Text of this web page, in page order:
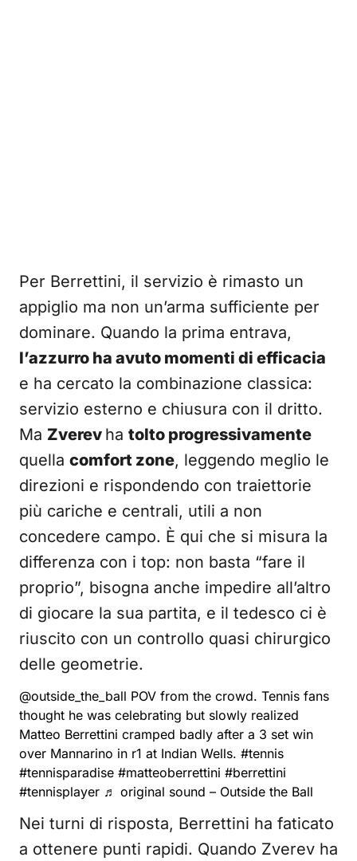
Per Berrettini, il servizio è rimasto un
appiglio ma non un’arma sufficiente per
dominare. Quando la prima entrava,
l’azzurro ha avuto momenti di efficacia
e ha cercato la combinazione classica:
servizio esterno e chiusura con il dritto.
Ma Zverev ha tolto progressivamente
quella comfort zone, leggendo meglio le
direzioni e rispondendo con traiettorie
più cariche e centrali, utili a non
concedere campo. È qui che si misura la
differenza con i top: non basta “fare il
proprio”, bisogna anche impedire all’altro
di giocare la sua partita, e il tedesco ci è
riuscito con un controllo quasi chirurgico
delle geometrie.
@outside_the_ball POV from the crowd. Tennis fans
thought he was celebrating but slowly realized
Matteo Berrettini cramped badly after a 3 set win
over Mannarino in r1 at Indian Wells. #tennis
#tennisparadise #matteoberrettini #berrettini
#tennisplayer ♬ original sound – Outside the Ball
Nei turni di risposta, Berrettini ha faticato
a ottenere punti rapidi. Quando Zverev ha